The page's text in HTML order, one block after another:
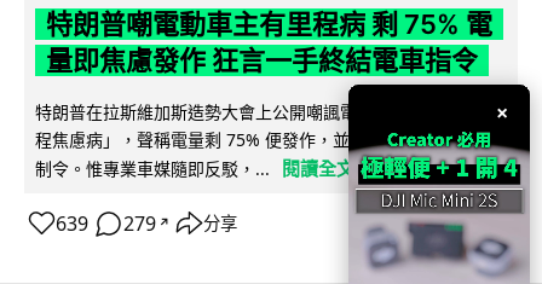
特朗普嘲電動車主有里程病 剩 75% 電
量即焦慮發作 狂言一手終結電車指令
特朗普在拉斯維加斯造勢大會上公開嘲諷電動車車主患有「里
程焦慮病」，聲稱電量剩 75% 便發作，並重申已廢除電動車強
制令。惟專業車媒隨即反駁，...
閱讀全文
639 279 ↗ 分享
×